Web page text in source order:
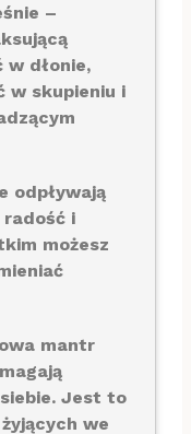
–
w dłonie,
w skupieniu i
odpływają
radość i
możesz
mantr
Jest to
we